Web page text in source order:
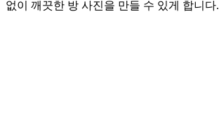
없이 깨끗한 방 사진을 만들 수 있게 합니다.